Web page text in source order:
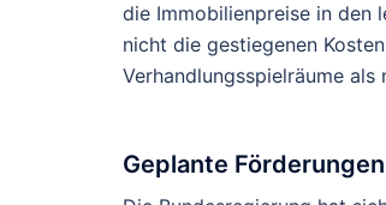
die Immobilienpreise in den
nicht die gestiegenen
Verhandlungsspielräume
Geplante